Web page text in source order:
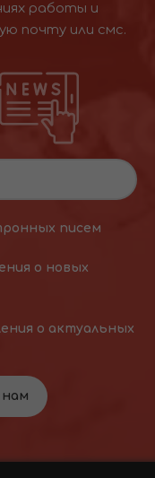
работы и
почту или смс.
писем
о новых
о актуальных
нам